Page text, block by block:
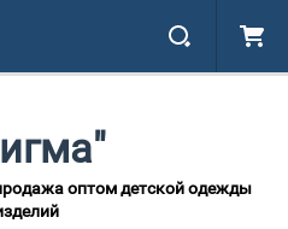
оптом детской одежды